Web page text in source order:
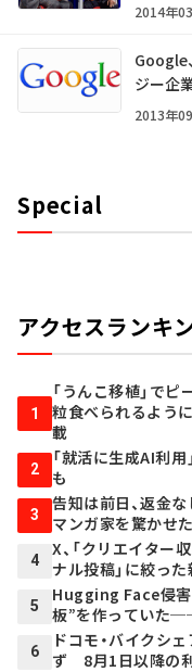
2014年
Google
ジー企
2013年
Special
アクセスランキ
1
「うんこ移植」で
粒食べられるよ
載
2
「就活に生成AI利
も
3
告知は前日、返金
マンガ家を驚かせ
4
X、「クリエイター
ナル投稿」に絞っ
5
Hugging Face侵害
板”を作っていた
6
ドコモ・バイクシ
ず 8月1日以降の利